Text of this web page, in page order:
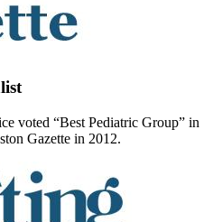
voted “Best Pediatric Group” in
Gazette in 2012.